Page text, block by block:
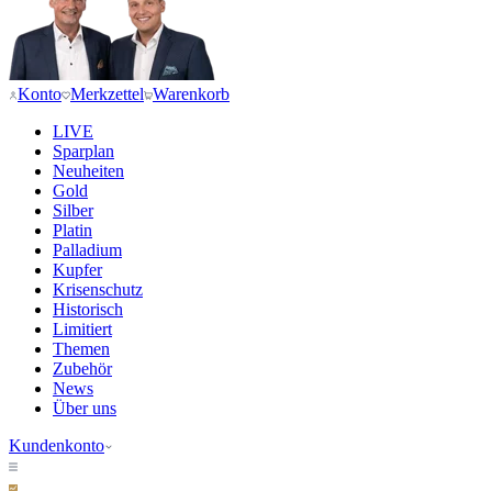
Konto Merkzettel Warenkorb
LIVE
Sparplan
Neuheiten
Gold
Silber
Platin
Palladium
Kupfer
Krisenschutz
Historisch
Limitiert
Themen
Zubehör
News
Über uns
Kundenkonto